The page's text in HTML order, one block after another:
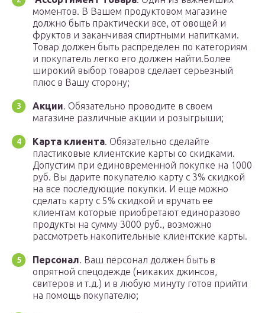
моментов. В Вашем продуктовом магазине
должно быть практически все, от овощей и
фруктов и заканчивая спиртными напитками.
Товар должен быть распределен по категориям
и покупатель легко его должен найти.Более
широкий выбор товаров сделает серьезный
плюс в Вашу сторону;
Акции. Обязательно проводите в своем
магазине различные акции и розыгрыши;
Карта клиента. Обязательно сделайте
пластиковые клиентские карты со скидками.
Допустим при единовременной покупке на 1000
руб. Вы дарите покупателю карту с 3% скидкой
на все последующие покупки. И еще можно
сделать карту с 5% скидкой и вручать ее
клиентам которые приобретают единоразово
продукты на сумму 3000 руб., возможно
рассмотреть накопительные клиентские карты.
Персонал. Ваш персонал должен быть в
опрятной спецодежде (никаких джинсов,
свитеров и т.д.) и в любую минуту готов прийти
на помощь покупателю;